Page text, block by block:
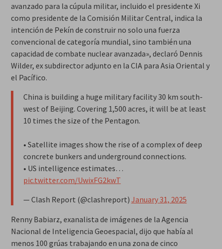
avanzado para la cúpula militar, incluido el presidente Xi
como presidente de la Comisión Militar Central, indica la
intención de Pekín de construir no solo una fuerza
convencional de categoría mundial, sino también una
capacidad de combate nuclear avanzada», declaró Dennis
Wilder, ex subdirector adjunto en la CIA para Asia Oriental y
el Pacífico.
China is building a huge military facility 30 km south-
west of Beijing. Covering 1,500 acres, it will be at least
10 times the size of the Pentagon.
• Satellite images show the rise of a complex of deep
concrete bunkers and underground connections.
• US intelligence estimates…
pic.twitter.com/UwixFG2kwT
— Clash Report (@clashreport) January 31, 2025
Renny Babiarz, exanalista de imágenes de la Agencia
Nacional de Inteligencia Geoespacial, dijo que había al
menos 100 grúas trabajando en una zona de cinco